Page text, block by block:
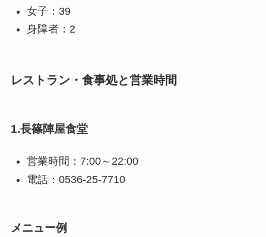
女子：39
身障者：2
レストラン・食事処と営業時間
1.長篠陣屋食堂
営業時間：7:00～22:00
電話：0536-25-7710
メニュー例